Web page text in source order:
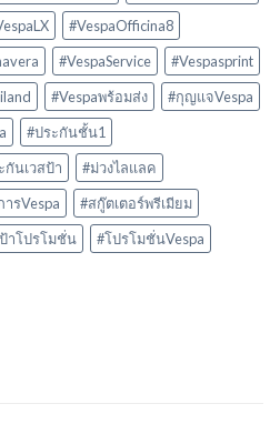
#VespaOfficina8
#VespaService
#Vespasprint
#Vespaพร้อมส่ง
#กุญแจVespa
#ประกันชั้น1
กันเวสป้า
#ม่วงไลแลค
รVespa
#สกู๊ตเตอร์พรีเมียม
าโปรโมชั่น #โปรโมชั่นVespa